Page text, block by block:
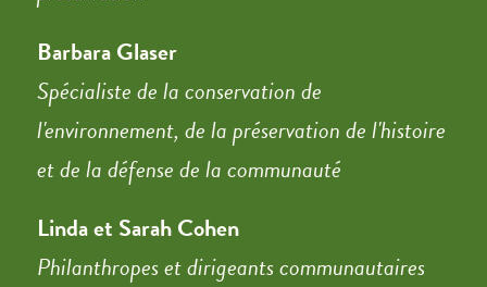
Barbara Glaser
Spécialiste de la conservation de
l'environnement, de la préservation de l'histoire
et de la défense de la communauté
Linda et Sarah Cohen
Philanthropes et dirigeants communautaires